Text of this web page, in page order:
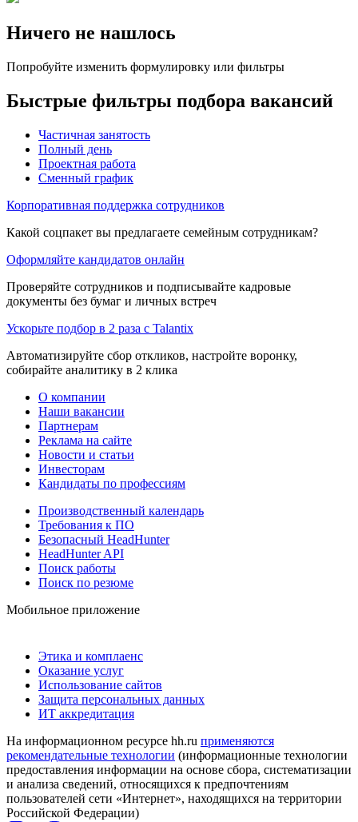
Ничего не нашлось
Попробуйте изменить формулировку или фильтры
Быстрые фильтры подбора вакансий
Частичная занятость
Полный день
Проектная работа
Сменный график
Корпоративная поддержка сотрудников
Какой соцпакет вы предлагаете семейным сотрудникам?
Оформляйте кандидатов онлайн
Проверяйте сотрудников и подписывайте кадровые
документы без бумаг и личных встреч
Ускорьте подбор в 2 раза с Talantix
Автоматизируйте сбор откликов, настройте воронку,
собирайте аналитику в 2 клика
О компании
Наши вакансии
Партнерам
Реклама на сайте
Новости и статьи
Инвесторам
Кандидаты по профессиям
Производственный календарь
Требования к ПО
Безопасный HeadHunter
HeadHunter API
Поиск работы
Поиск по резюме
Мобильное приложение
Этика и комплаенс
Оказание услуг
Использование сайтов
Защита персональных данных
ИТ аккредитация
На информационном ресурсе hh.ru применяются
рекомендательные технологии (информационные технологии
предоставления информации на основе сбора, систематизации
и анализа сведений, относящихся к предпочтениям
пользователей сети «Интернет», находящихся на территории
Российской Федерации)